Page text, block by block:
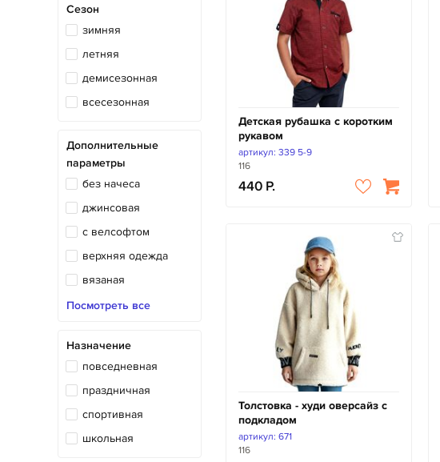
куртка
леггинсы
лонгслив
лосины
майка
парка
сарафан
свитшот
толстовка
топ
трусы
Сезон
зимняя
летняя
демисезонная
всесезонная
Дополнительные
параметры
без начеса
джинсовая
с велсофтом
верхняя одежда
вязаная
нарядная
с легким начесом
теплая
трикотажная
экокожа
Посмотреть все
Назначение
повседневная
праздничная
спортивная
школьная
Детская рубашка с коротким
рукавом
артикул: 339 5-9
116
440
Толстовка - худи оверсайз с
подкладом
артикул: 671
116